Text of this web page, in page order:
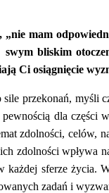
„nie mam
swym bliskim
Ci osiągnięcie
sile przekonań, myśli
dla części
zdolności, celów,
zdolności wpływa
każdej sferze życia.
zadań i